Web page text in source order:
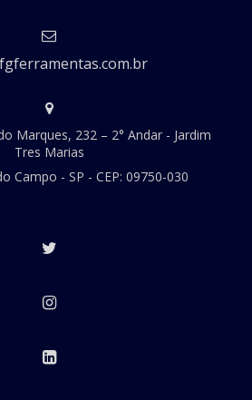
Marques, 232 – 2° Andar - Jardim
Tres Marias
Campo - SP - CEP: 09750-030